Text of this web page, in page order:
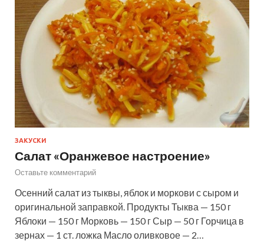
ЗАКУСКИ
Салат «Оранжевое настроение»
Оставьте комментарий
Осенний салат из тыквы, яблок и моркови с сыром и
оригинальной заправкой. Продукты Тыква — 150 г
Яблоки — 150 г Морковь — 150 г Сыр — 50 г Горчица в
зернах — 1 ст. ложка Масло оливковое — 2…